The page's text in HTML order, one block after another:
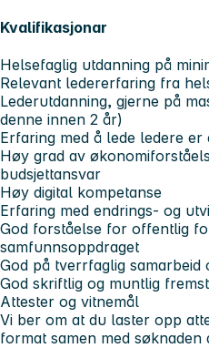
Kvalifikasjonar
Helsefaglig utdanning på
Relevant ledererfaring fra
Lederutdanning, gjerne på
denne innen 2 år)
Erfaring med å lede ledere
Høy grad av
budsjettansvar
Høy digital kompetanse
Erfaring med endrings- og
God forståelse for offentlig
samfunnsoppdraget
God på tverrfaglig samarbeid
God skriftlig og muntlig
Attester og vitnemål
Vi ber om at du laster opp
format samen med søknaden